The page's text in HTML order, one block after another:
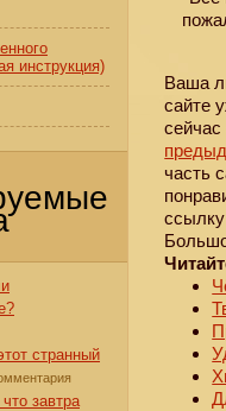
Ваша
сайте
сейчас
часть
инструкция)
странный
завтра